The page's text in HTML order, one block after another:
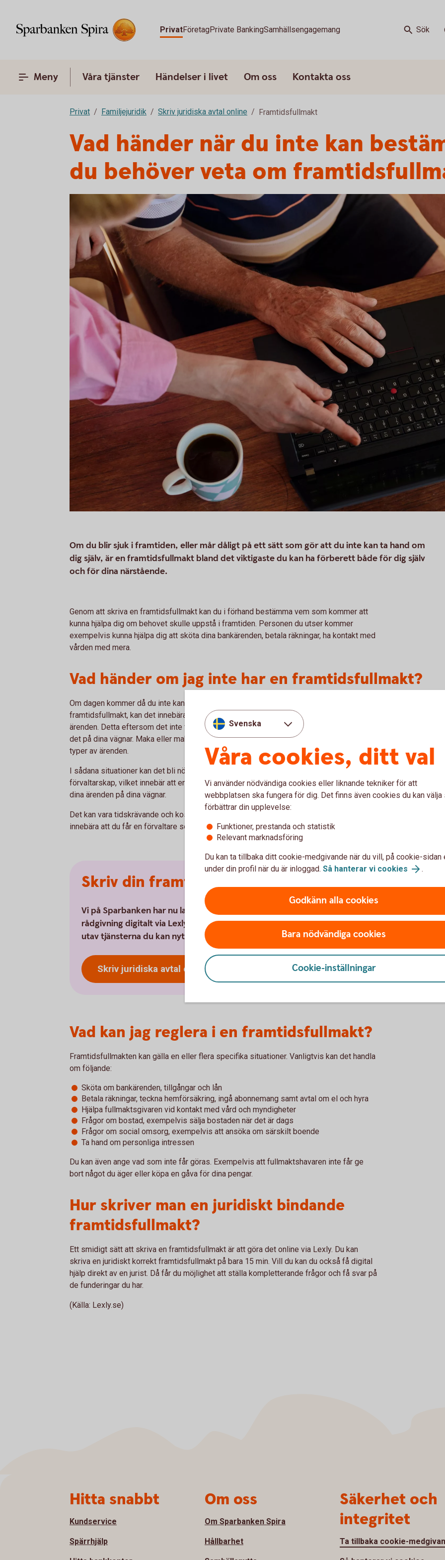
PrivatFöretagPrivate BankingSamhällsengagemang Sök
Meny Våra tjänster Händelser i livet Om oss Kontakta oss
Privat Familjejuridik Skriv juridiska avtal online Framtidsfullmakt
Vad händer när du inte kan
du behöver veta om
Om du blir sjuk i framtiden, eller mår dåligt på ett sätt som gör att du inte kan ta hand om
dig själv, är en framtidsfullmakt bland det viktigaste du kan ha förberett både för dig själv
och för dina närstående.
Genom att skriva en framtidsfullmakt kan du i förhand bestämma vem som kommer att
kunna hjälpa dig om behovet skulle uppstå i framtiden. Personen du utser kommer
exempelvis kunna hjälpa dig att sköta dina bankärenden, betala räkningar, ha kontakt med
vården med mera.
Vad händer om jag inte har en framtidsfullmakt?
Om dagen kommer då du inte kan ta hand om dig själv, och samtidigt saknar
framtidsfullmakt, kan det innebära att det blir svårare för andra att hjälpa dig med dina
ärenden. Detta eftersom det inte finns någon formellt utsedd person som har rätt att göra
det på dina vägnar. Maka eller make har inte heller automatiskt rätt att hjälpa dig med alla
typer av ärenden.
I sådana situationer kan det bli nödvändigt att ansöka om godmanskap eller
förvaltarskap, vilket innebär att en person utses av domstol att fatta beslut och sköta
dina ärenden på dina vägnar.
Det kan vara tidskrävande och kostsamt att ansöka om förvaltarskap, och det kan också
innebära att du får en förvaltare som du inte hade valt själv.
Skriv din framtidsfullmakt online
Vi på Sparbanken har nu lanserat möjligheten att skriva juridiska avtal online och få juridisk
rådgivning digitalt via Lexly med 20% rabatt. Att skriva en framtidsfullmakt är exempel på
utav tjänsterna du kan nyttja som kund.
Skriv juridiska avtal online (20% rabatt)
Vad kan jag reglera i en framtidsfullmakt?
Framtidsfullmakten kan gälla en eller flera specifika situationer. Vanligtvis kan det handla
om följande:
Sköta om bankärenden, tillgångar och lån
Betala räkningar, teckna hemförsäkring, ingå abonnemang samt avtal om el och hyra
Hjälpa fullmaktsgivaren vid kontakt med vård och myndigheter
Frågor om bostad, exempelvis sälja bostaden när det är dags
Frågor om social omsorg, exempelvis att ansöka om särskilt boende
Ta hand om personliga intressen
Du kan även ange vad som inte får göras. Exempelvis att fullmaktshavaren inte får ge
bort något du äger eller köpa en gåva för dina pengar.
Hur skriver man en juridiskt bindande
framtidsfullmakt?
Ett smidigt sätt att skriva en framtidsfullmakt är att göra det online via Lexly. Du kan
skriva en juridiskt korrekt framtidsfullmakt på bara 15 min. Vill du kan du också få digital
hjälp direkt av en jurist. Då får du möjlighet att ställa kompletterande frågor och få svar på
de funderingar du har.
(Källa: Lexly.se)
Svenska
Våra cookies, ditt val
Vi använder nödvändiga cookies eller liknande tekniker för att
webbplatsen ska fungera för dig. Det finns även cookies du kan välja
förbättrar din upplevelse:
Funktioner, prestanda och statistik
Relevant marknadsföring
Du kan ta tillbaka ditt cookie-medgivande när du vill, på cookie-sidan
under din profil när du är inloggad. Så hanterar vi cookies .
Godkänn alla cookies
Bara nödvändiga cookies
Cookie-inställningar
Hitta snabbt
Kundservice
Spärrhjälp
Om oss
Om Sparbanken Spira
Hållbarhet
Säkerhet och
integritet
Ta tillbaka cookie-